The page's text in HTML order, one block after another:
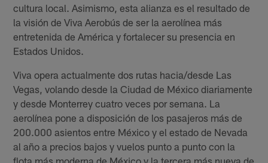
cultura local. Asimismo, esta alianza es el resultado de
la visión de Viva Aerobús de ser la aerolínea más
entretenida de América y fortalecer su presencia en
Estados Unidos.
Viva opera actualmente dos rutas hacia/desde Las
Vegas, volando desde la Ciudad de México diariamente
y desde Monterrey cuatro veces por semana. La
aerolínea pone a disposición de los pasajeros más de
200.000 asientos entre México y el estado de Nevada
al año a precios bajos y vuelos punto a punto con la
flota más moderna de México y la tercera más nueva de